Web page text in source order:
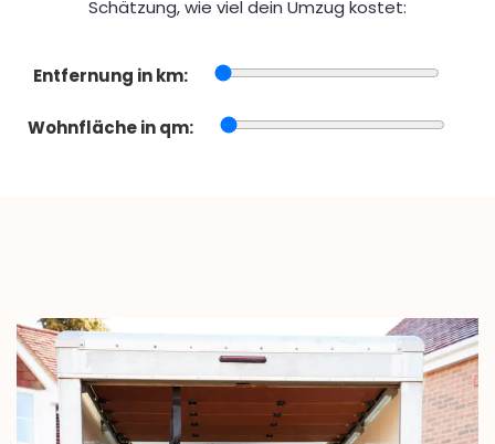
Schätzung, wie viel dein Umzug kostet:
Entfernung in km:
Wohnfläche in qm: